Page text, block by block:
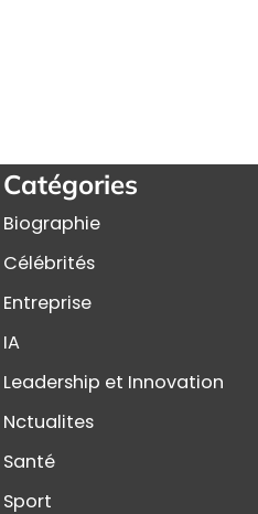
Catégories
Biographie
Célébrités
Entreprise
IA
Leadership et Innovation
Nctualites
Santé
Sport